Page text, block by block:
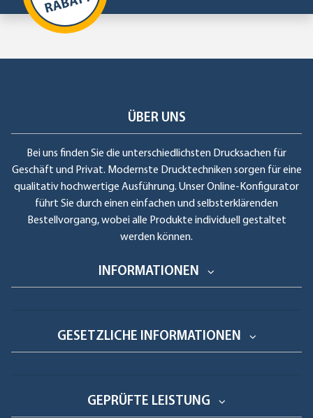
ÜBER UNS
Bei uns finden Sie die unterschiedlichsten Drucksachen für
Geschäft und Privat. Modernste Drucktechniken sorgen für eine
qualitativ hochwertige Ausführung. Unser Online-Konfigurator
führt Sie durch einen einfachen und selbsterklärenden
Bestellvorgang, wobei alle Produkte individuell gestaltet
werden können.
INFORMATIONEN
GESETZLICHE INFORMATIONEN
GEPRÜFTE LEISTUNG